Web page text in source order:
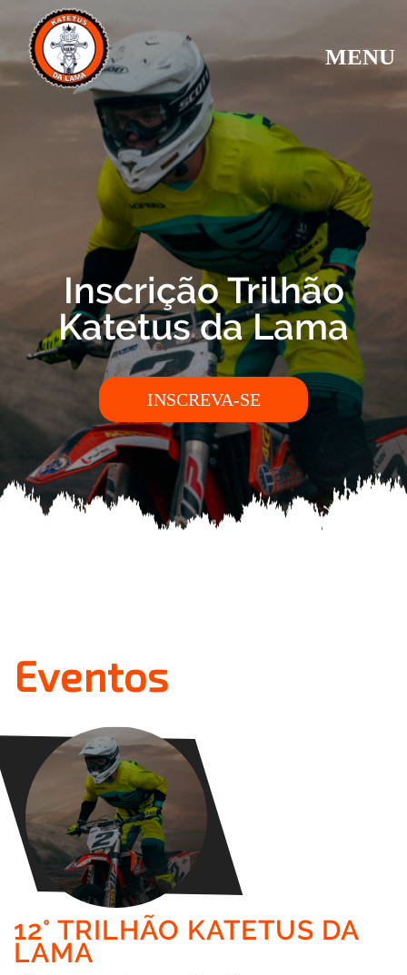
MENU
Inscrição Trilhão
Katetus da Lama
INSCREVA-SE
Eventos
12° TRILHÃO KATETUS DA
LAMA